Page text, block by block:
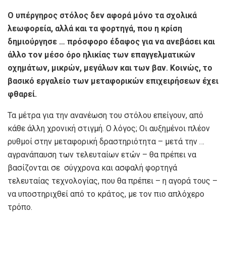
Ο υπέργηρος στόλος δεν αφορά μόνο τα σχολικά
λεωφορεία, αλλά και τα φορτηγά, που η κρίση
δημιούργησε … πρόσφορο έδαφος για να ανεβάσει και
άλλο τον μέσο όρο ηλικίας των επαγγελματικών
οχημάτων, μικρών, μεγάλων και των βαν. Κοινώς, το
βασικό εργαλείο των μεταφορικών επιχειρήσεων έχει
φθαρεί.
Τα μέτρα για την ανανέωση του στόλου επείγουν, από
κάθε άλλη χρονική στιγμή. Ο λόγος; Οι αυξημένοι πλέον
ρυθμοί στην μεταφορική δραστηριότητα – μετά την …
αγρανάπαυση των τελευταίων ετών – θα πρέπει να
βασίζονται σε σύγχρονα και ασφαλή φορτηγά
τελευταίας τεχνολογίας, που θα πρέπει – η αγορά τους –
να υποστηριχθεί από το κράτος, με τον πιο απλόχερο
τρόπο.